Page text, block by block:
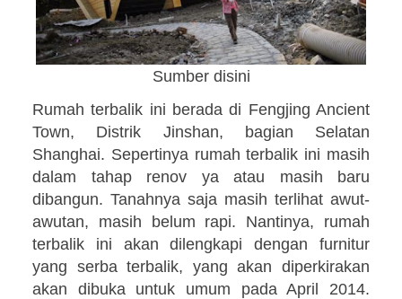
Sumber disini
Rumah terbalik ini berada di Fengjing Ancient
Town, Distrik Jinshan, bagian Selatan
Shanghai. Sepertinya rumah terbalik ini masih
dalam tahap renov ya atau masih baru
dibangun. Tanahnya saja masih terlihat awut-
awutan, masih belum rapi. Nantinya, rumah
terbalik ini akan dilengkapi dengan furnitur
yang serba terbalik, yang akan diperkirakan
akan dibuka untuk umum pada April 2014.